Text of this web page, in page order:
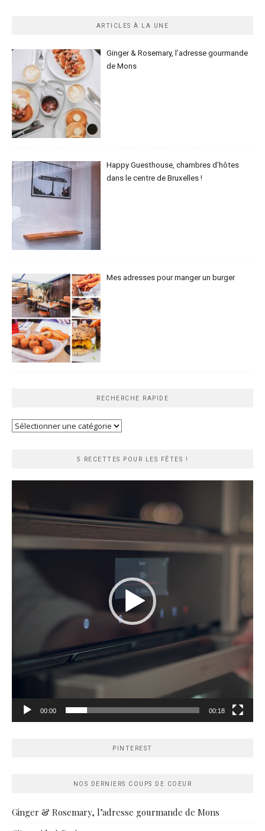
ARTICLES À LA UNE
Ginger & Rosemary, l’adresse gourmande
de Mons
Happy Guesthouse, chambres d’hôtes
dans le centre de Bruxelles !
Mes adresses pour manger un burger
RECHERCHE RAPIDE
Recherche
5 RECETTES POUR LES FÊTES !
00:00 00:18
PINTEREST
NOS DERNIERS COUPS DE COEUR
Ginger & Rosemary, l’adresse gourmande de Mons